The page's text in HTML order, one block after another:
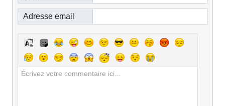
Adresse email